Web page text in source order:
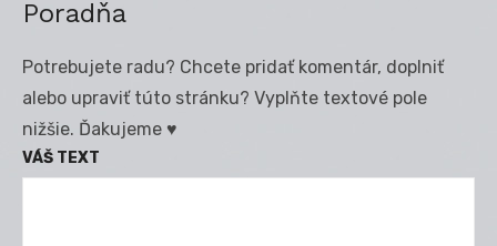
Poradňa
Potrebujete radu? Chcete pridať komentár, doplniť
alebo upraviť túto stránku? Vyplňte textové pole
nižšie. Ďakujeme ♥
VÁŠ TEXT